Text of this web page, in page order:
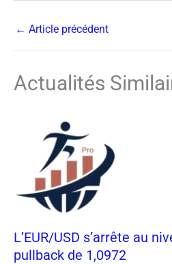
← Article précédent
Actualités
L’EUR/USD s’arrête au
pullback de 1,0972